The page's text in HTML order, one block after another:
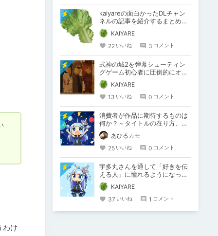
わけ
kaiyareの面白かったDLチャン
ネルの記事を紹介するまとめ！
【6月号】
KAIYARE
22 いいね 3 コメント
式神の城2を弾幕シューティン
グゲーム初心者に圧倒的にオス
スメしたい話！
KAIYARE
13 いいね 0 コメント
消費者が作品に期待するものは
何か？～タイトルの在り方、コ
ンテンツの消費問題～
あひるカモ
25 いいね 0 コメント
宇多丸さんを通して「好きを伝
える人」に憧れるようになった
僕の話
KAIYARE
37 いいね 1 コメント